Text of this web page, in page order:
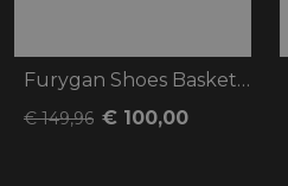
Furygan Shoes Basket Get Down
€ 149,96 € 100,00